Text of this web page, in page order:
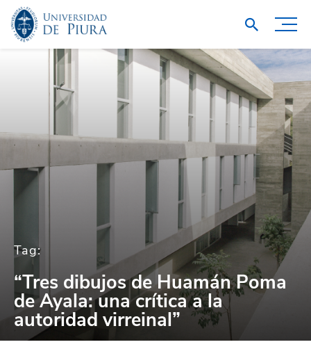
Tag:
“Tres dibujos de Huamán Poma
de Ayala: una crítica a la
autoridad virreinal”